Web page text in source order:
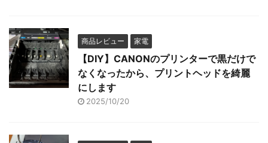
商品レビュー 家電
【DIY】CANONのプリンターで黒だけで
なくなったから、プリントヘッドを綺麗
にします
2025/10/20